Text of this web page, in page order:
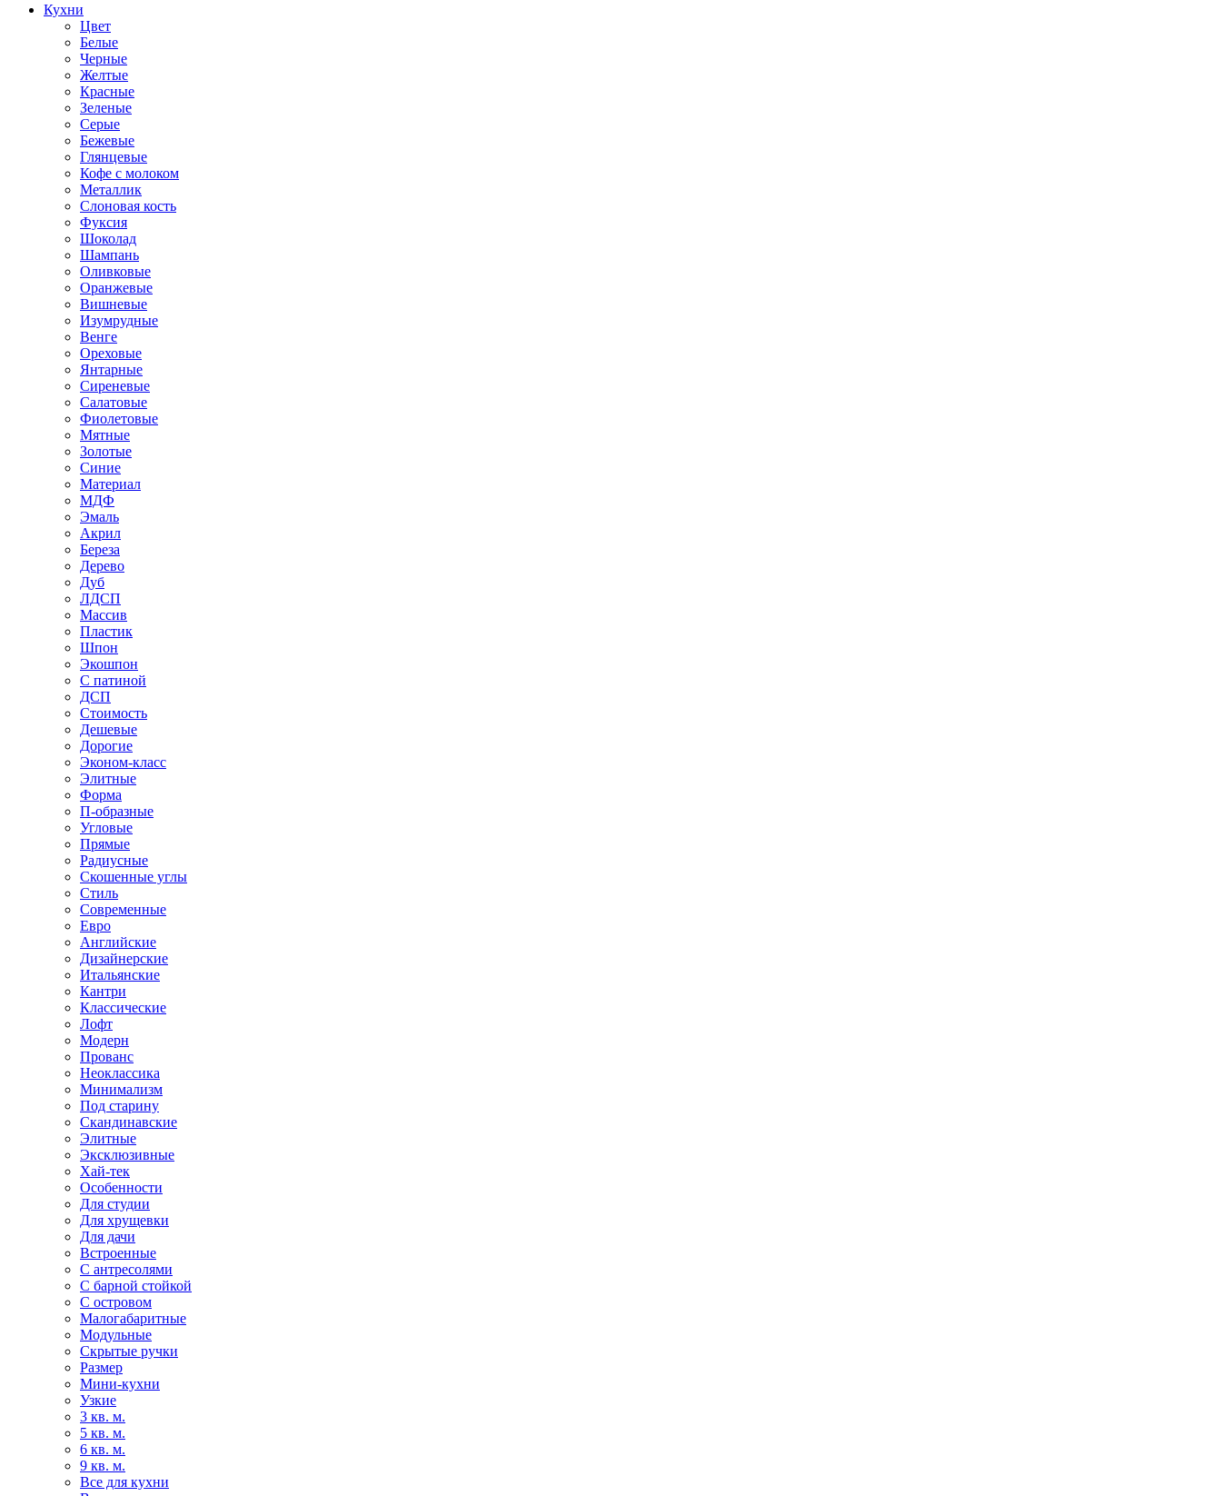
Кухни
Цвет
Белые
Черные
Желтые
Красные
Зеленые
Серые
Бежевые
Глянцевые
Кофе с молоком
Металлик
Слоновая кость
Фуксия
Шоколад
Шампань
Оливковые
Оранжевые
Вишневые
Изумрудные
Венге
Ореховые
Янтарные
Сиреневые
Салатовые
Фиолетовые
Мятные
Золотые
Синие
Материал
МДФ
Эмаль
Акрил
Береза
Дерево
Дуб
ЛДСП
Массив
Пластик
Шпон
Экошпон
С патиной
ДСП
Стоимость
Дешевые
Дорогие
Эконом-класс
Элитные
Форма
П-образные
Угловые
Прямые
Радиусные
Скошенные углы
Стиль
Современные
Евро
Английские
Дизайнерские
Итальянские
Кантри
Классические
Лофт
Модерн
Прованс
Неоклассика
Минимализм
Под старину
Скандинавские
Элитные
Эксклюзивные
Хай-тек
Особенности
Для студии
Для хрущевки
Для дачи
Встроенные
С антресолями
С барной стойкой
С островом
Малогабаритные
Модульные
Скрытые ручки
Размер
Мини-кухни
Узкие
3 кв. м.
5 кв. м.
6 кв. м.
9 кв. м.
Все для кухни